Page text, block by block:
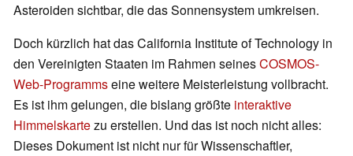
Asteroiden sichtbar, die das Sonnensystem umkreisen.
Doch kürzlich hat das California Institute of Technology in
den Vereinigten Staaten im Rahmen seinesCOSMOS-
Web-Programmseine weitere Meisterleistung vollbracht.
Es ist ihm gelungen, die bislang größte interaktive
Himmelskartezu erstellen. Und das ist noch nicht alles:
Dieses Dokument ist nicht nur für Wissenschaftler,